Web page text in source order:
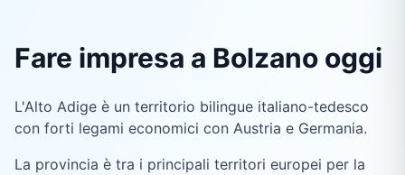
Fare impresa a Bolzano oggi
L'Alto Adige è un territorio bilingue italiano-tedesco
con forti legami economici con Austria e Germania.
La provincia è tra i principali territori europei per la